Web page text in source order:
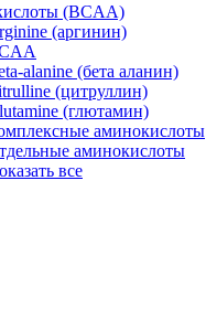
(BCAA)
(аргинин)
alanine (бета аланин)
(цитруллин)
(глютамин)
аминокислоты
аминокислоты
все